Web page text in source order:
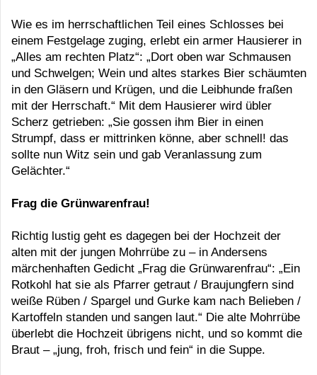
Wie es im herrschaftlichen Teil eines Schlosses bei
einem Festgelage zuging, erlebt ein armer Hausierer in
„Alles am rechten Platz“: „Dort oben war Schmausen
und Schwelgen; Wein und altes starkes Bier schäumten
in den Gläsern und Krügen, und die Leibhunde fraßen
mit der Herrschaft.“ Mit dem Hausierer wird übler
Scherz getrieben: „Sie gossen ihm Bier in einen
Strumpf, dass er mittrinken könne, aber schnell! das
sollte nun Witz sein und gab Veranlassung zum
Gelächter.“
Frag die Grünwarenfrau!
Richtig lustig geht es dagegen bei der Hochzeit der
alten mit der jungen Mohrrübe zu – in Andersens
märchenhaften Gedicht „Frag die Grünwarenfrau“: „Ein
Rotkohl hat sie als Pfarrer getraut / Braujungfern sind
weiße Rüben / Spargel und Gurke kam nach Belieben /
Kartoffeln standen und sangen laut.“ Die alte Mohrrübe
überlebt die Hochzeit übrigens nicht, und so kommt die
Braut – „jung, froh, frisch und fein“ in die Suppe.